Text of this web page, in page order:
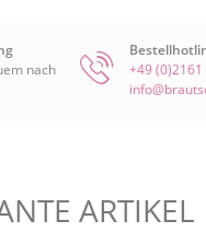
nach
+49
ARTIKEL